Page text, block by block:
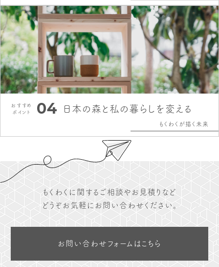
おすすめ
ポイント
04 日本の森と私の暮らしを変える
もくわくが描く未来
もくわくに関するご相談やお見積りなど
どうぞお気軽にお問い合わせください。
お問い合わせフォームはこちら